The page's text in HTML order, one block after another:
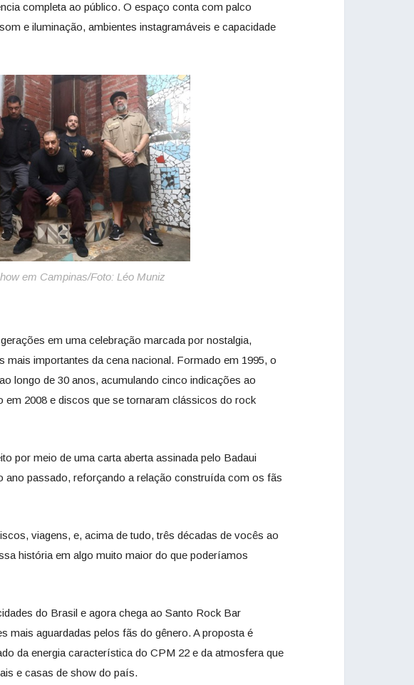
completa ao público. O espaço conta com palco
e iluminação, ambientes instagramáveis e capacidade
em Campinas/Foto: Léo Muniz
em uma celebração marcada por nostalgia,
mais importantes da cena nacional. Formado em 1995, o
longo de 30 anos, acumulando cinco indicações ao
em 2008 e discos que se tornaram clássicos do rock
por meio de uma carta aberta assinada pelo Badaui
ano passado, reforçando a relação construída com os fãs
viagens, e, acima de tudo, três décadas de vocês ao
história em algo muito maior do que poderíamos
do Brasil e agora chega ao Santo Rock Bar
mais aguardadas pelos fãs do gênero. A proposta é
da energia característica do CPM 22 e da atmosfera que
e casas de show do país.